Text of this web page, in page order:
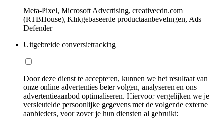
Meta-Pixel, Microsoft Advertising, creativecdn.com
(RTBHouse), Klikgebaseerde productaanbevelingen, Ads
Defender
Uitgebreide conversietracking
Door deze dienst te accepteren, kunnen we het resultaat van
onze online advertenties beter volgen, analyseren en ons
advertentieaanbod optimaliseren. Hiervoor vergelijken we je
versleutelde persoonlijke gegevens met de volgende externe
aanbieders, voor zover je hun diensten al gebruikt: